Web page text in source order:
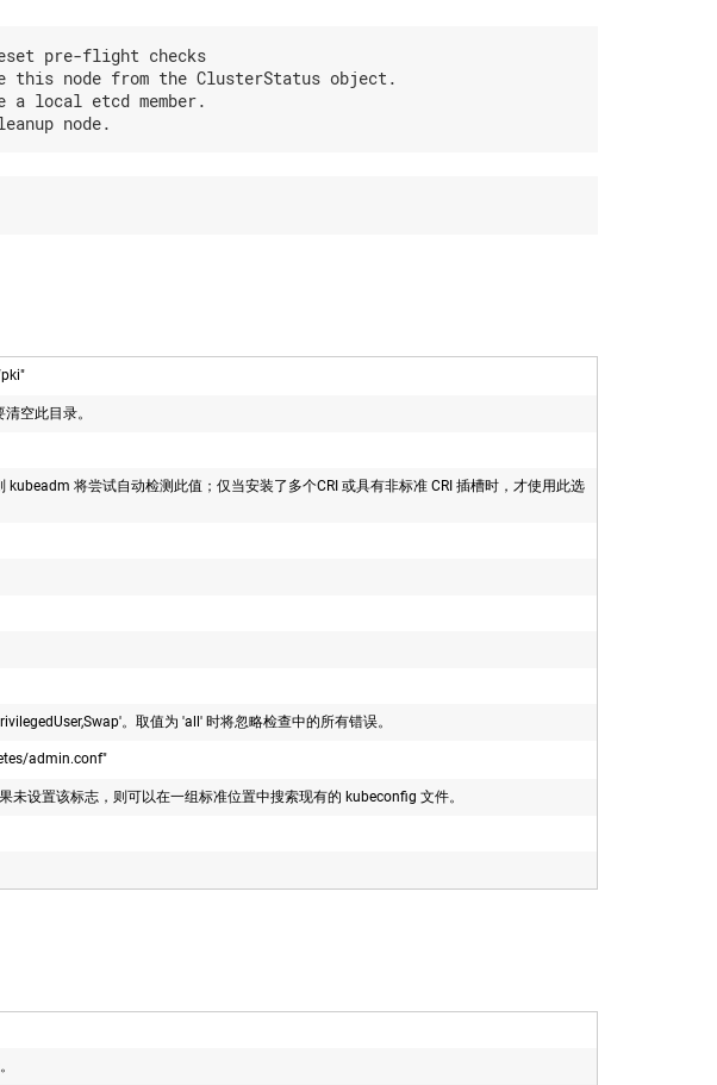
pre-flight checks
this node from the ClusterStatus object.
a local etcd member.
空此目录。
kubeadm 将尝试自动检测此值；仅当安装了多个CRI 或具有非标准 CRI 插槽时，才使用此选
。取值为 'all' 时将忽略检查中的所有错误。
admin.conf"
未设置该标志，则可以在一组标准位置中搜索现有的 kubeconfig 文件。